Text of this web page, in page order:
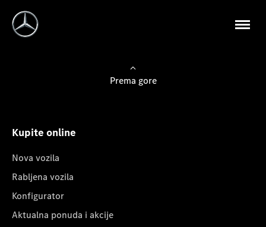
Prema gore
Kupite online
Nova vozila
Rabljena vozila
Konfigurator
Aktualna ponuda i akcije